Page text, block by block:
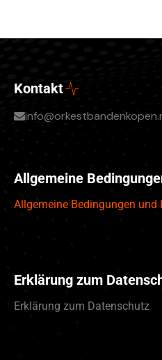
Kontakt
Allgemeine
Allgemeine Bedingungen und
Erklärung zum
Erklärung zum Datenschutz